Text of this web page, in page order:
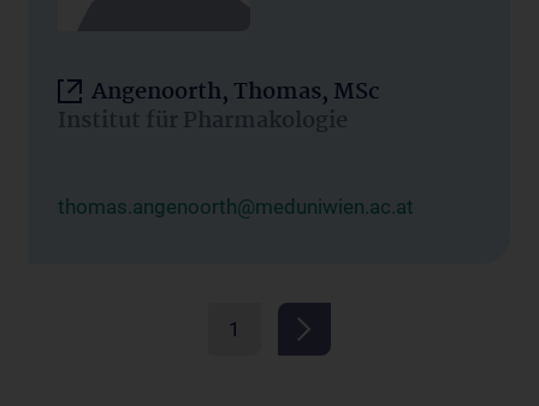
Angenoorth, Thomas, MSc
Institut für Pharmakologie
thomas.angenoorth@meduniwien.ac.at
1